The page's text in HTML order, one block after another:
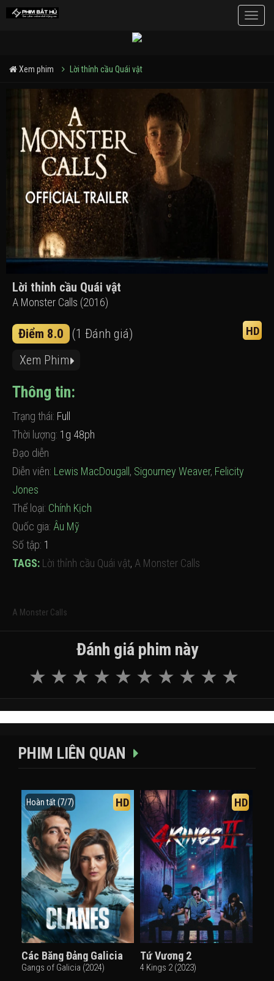
Toggle
Xem phim Lời thỉnh cầu Quái vật
Lời thỉnh cầu Quái vật
A Monster Calls (2016)
Điểm 8.0 (1 Đánh giá) HD
Xem Phim
Thông tin:
Trạng thái: Full
Thời lượng: 1g 48ph
Đạo diễn
Diễn viên: Lewis MacDougall , Sigourney Weaver, Felicity
Jones
Thể loại: Chính Kịch
Quốc gia: Âu Mỹ
Số tập: 1
TAGS: Lời thỉnh cầu Quái vật, A Monster Calls
A Monster Calls
Đánh giá phim này
PHIM LIÊN QUAN
Hoàn tất (7/7) HD
Các Băng Đảng Galicia
Gangs of Galicia (2024)
HD
Tứ Vương 2
4 Kings 2 (2023)